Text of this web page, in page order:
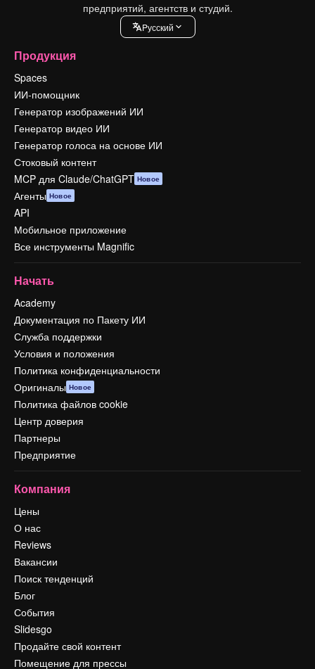
предприятий, агентств и студий.
Pусский
Продукция
Spaces
ИИ-помощник
Генератор изображений ИИ
Генератор видео ИИ
Генератор голоса на основе ИИ
Стоковый контент
MCP для Claude/ChatGPT Новое
Агенты Новое
API
Мобильное приложение
Все инструменты Magnific
Начать
Academy
Документация по Пакету ИИ
Служба поддержки
Условия и положения
Политика конфиденциальности
Оригиналы Новое
Политика файлов cookie
Центр доверия
Партнеры
Предприятие
Компания
Цены
О нас
Reviews
Вакансии
Поиск тенденций
Блог
События
Slidesgo
Продайте свой контент
Помещение для прессы